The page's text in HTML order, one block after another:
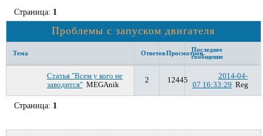
Проблемы с запуском двигателя
Страница: 1
Тема ОтветовПросмотровПоследнее
сообщение
Статья "Всем у кого не
заводится" MEGAnik
2 12445
2014-04-
07 16:33:29 Reg
Страница: 1